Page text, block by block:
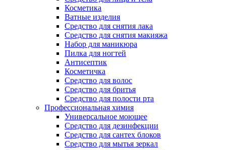
Косметика
Ватные изделия
Средство для снятия лака
Средство для снятия макияжа
Набор для маникюра
Пилка для ногтей
Антисептик
Косметичка
Средство для волос
Средство для бритья
Средство для полости рта
Профессиональная химия
Универсальное моющее
Средство для дезинфекции
Средство для сантех блоков
Средство для мытья зеркал